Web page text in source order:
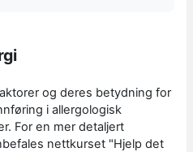
og deres betydning for
i allergologisk
For en mer detaljert
nettkurset "Hjelp det